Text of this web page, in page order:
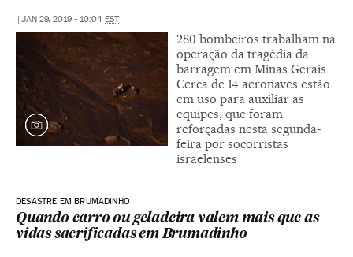
| JAN 29, 2019 - 10:04 EST
280 bombeiros trabalham na
operação da tragédia da
barragem em Minas Gerais.
Cerca de 14 aeronaves estão
em uso para auxiliar as
equipes, que foram
reforçadas nesta segunda-
feira por socorristas
israelenses
DESASTRE EM BRUMADINHO
Quando carro ou geladeira valem mais que as
vidas sacrificadas em Brumadinho